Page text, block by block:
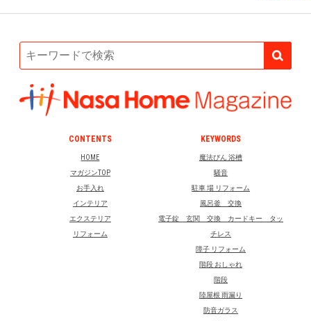
CONTENTS
HOME
マガジンTOP
お手入れ
インテリア
エクステリア
リフォーム
KEYWORDS
魔法びん 浴槽
騒音
駐車 場 リフォーム
風呂釜 交換
電子錠 玄関 交換 カードキー タッ
チレス
障子 リフォーム
階段 おしゃれ
階段
陸屋根 雨漏り
防音ガラス